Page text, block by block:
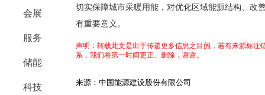
会展
服务
储能
科技
切实保障城市采暖用能，对优化区域能源结构、改
有重要意义。
声明：转载此文是出于传递更多信息之目的，若有来源标
系，我们将第一时间更正、删除，谢谢。
来源：中国能源建设股份有限公司